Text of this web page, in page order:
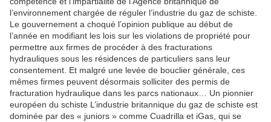
l’environnement chargée de réguler l’industrie du gaz de schiste.
Le gouvernement a choqué l’opinion publique au début de
l’année en modifiant les lois sur les violations de propriété pour
permettre aux firmes de procéder à des fracturations
hydrauliques sous les résidences de particuliers sans leur
consentement. Et malgré une levée de bouclier générale, ces
mêmes firmes peuvent désormais solliciter des permis de
fracturation hydraulique dans les parcs nationaux… Un pionnier
européen du schiste L’industrie britannique du gaz de schiste est
dominée par des « juniors » comme Cuadrilla et iGas, qui se